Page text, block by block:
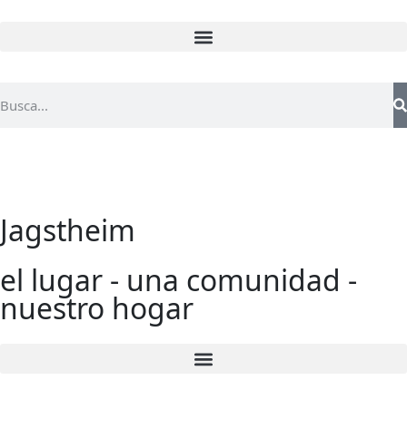
Jagstheim
el lugar - una comunidad -
nuestro hogar